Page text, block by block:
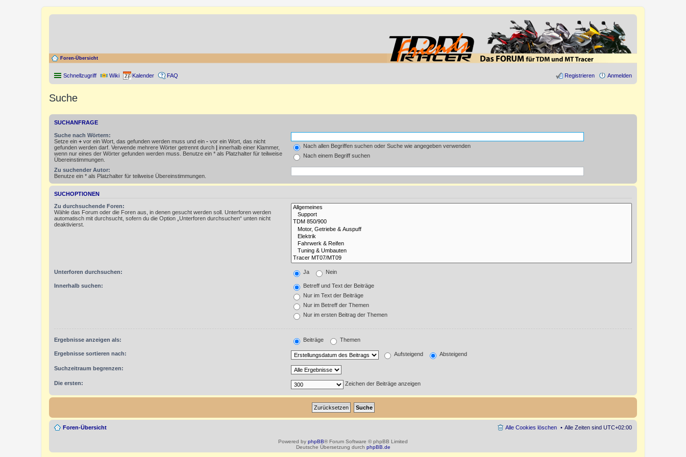
Foren-Übersicht
Schnellzugriff Wiki Kalender FAQ Anmelden
Registrieren
Suche
SUCHANFRAGE
Suche nach Wörtern:
Setze ein + vor ein Wort, das gefunden werden muss und ein - vor ein Wort, das nicht
gefunden werden darf. Verwende mehrere Wörter getrennt durch | innerhalb einer Klammer,
wenn nur eines der Wörter gefunden werden muss. Benutze ein * als Platzhalter für teilweise
Übereinstimmungen.
Nach allen Begriffen suchen oder Suche wie angegeben verwenden
Nach einem Begriff suchen
Zu suchender Autor:
Benutze ein * als Platzhalter für teilweise Übereinstimmungen.
SUCHOPTIONEN
Zu durchsuchende Foren:
Wähle das Forum oder die Foren aus, in denen gesucht werden soll. Unterforen werden
automatisch mit durchsucht, sofern du die Option „Unterforen durchsuchen“ unten nicht
deaktivierst.
Unterforen durchsuchen: Ja Nein
Innerhalb suchen:
Betreff und Text der Beiträge
Nur im Text der Beiträge
Nur im Betreff der Themen
Nur im ersten Beitrag der Themen
Ergebnisse anzeigen als: Beiträge Themen
Ergebnisse sortieren nach: Aufsteigend Absteigend
Suchzeitraum begrenzen:
Die ersten: Zeichen der Beiträge anzeigen
Foren-Übersicht Alle Zeiten sind UTC+02:00
Alle Cookies löschen
Powered by phpBB® Forum Software © phpBB Limited
Deutsche Übersetzung durch phpBB.de